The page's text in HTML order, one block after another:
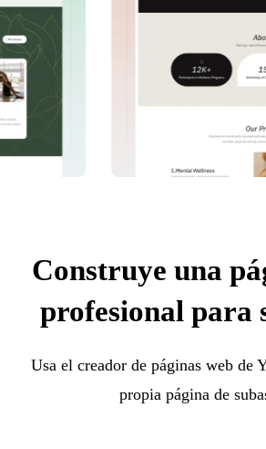
Construye una
profesional para
Usa el creador de páginas web de
propia página de